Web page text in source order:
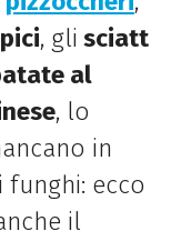
, gli sciatt
al
, lo
in
ecco
il